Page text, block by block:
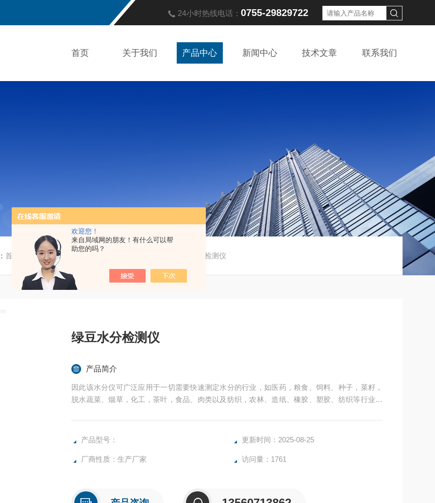
欢迎您！
来自局域网的朋友！有什么可以帮
助您的吗？
24小时热线电话： 0755-29829722
首页 关于我们 产品中心 新闻中心 技术文章 联系我们
首页 产品中心/ / 绿豆水分检测仪
绿豆水分检测仪
产品简介
因此该水分仪可广泛应用于一切需要快速测定水分的行业，如医药，粮食、饲料、种子，菜籽，
脱水蔬菜、烟草，化工，茶叶，食品、肉类以及纺织，农林、造纸、橡胶、塑胶、纺织等行业中
确，物超所值的水分测定仪**。
产品型号： 更新时间：2025-08-25
厂商性质：生产厂家 访问量：1761